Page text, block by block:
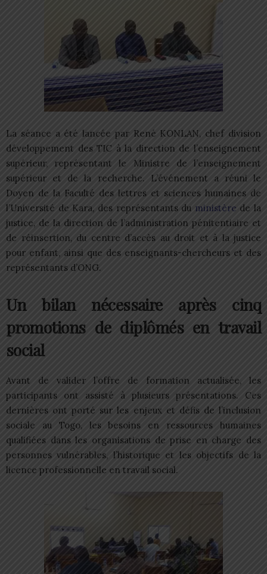
La séance a été lancée par René KONLAN, chef division
développement des TIC à la direction de l’enseignement
supérieur, représentant le Ministre de l’enseignement
supérieur et de la recherche. L’événement a réuni le
Doyen de la Faculté des lettres et sciences humaines de
l’Université de Kara, des représentants du ministère de la
justice, de la direction de l’administration pénitentiaire et
de réinsertion, du centre d’accès au droit et à la justice
pour enfant, ainsi que des enseignants-chercheurs et des
représentants d’ONG.
Un bilan nécessaire après cinq
promotions de diplômés en travail
social
Avant de valider l’offre de formation actualisée, les
participants ont assisté à plusieurs présentations. Ces
dernières ont porté sur les enjeux et défis de l’inclusion
sociale au Togo, les besoins en ressources humaines
qualifiées dans les organisations de prise en charge des
personnes vulnérables, l’historique et les objectifs de la
licence professionnelle en travail social.